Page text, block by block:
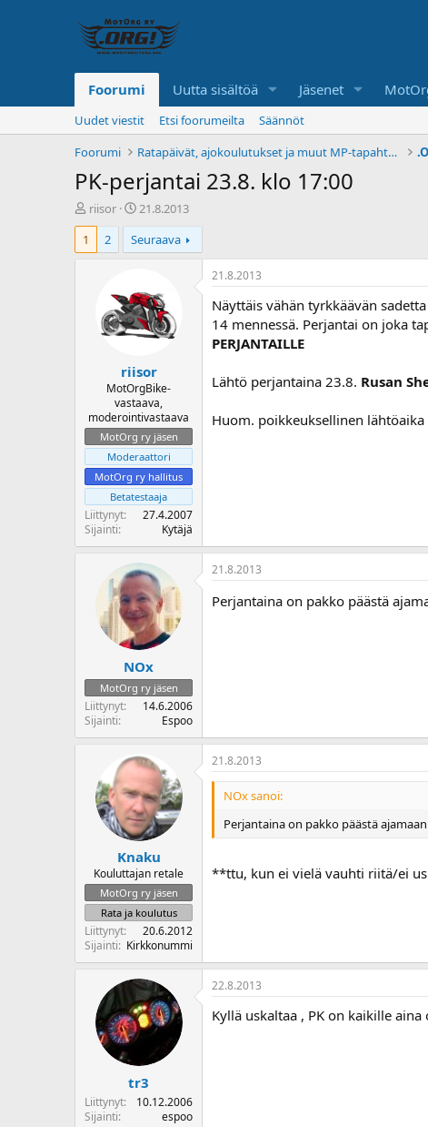
Foorumi Uutta sisältöä Jäsenet
Uudet viestit Etsi foorumeilta
Säännöt
Foorumi
Ratapäivät, ajokoulutukset ja muut MP-tapahtumat
PK-perjantai 23.8. klo 17:00
K
e
k
o
t
t
a
j
a
riisor
A
l
o
i
u
s
p
ä
v
ä
21.8.2013
1
2 Seuraava
riisor
MotOrgBike-
vastaava,
moderointivastaava
MotOrg ry jäsen
Moderaattori
MotOrg ry hallitus
Betatestaaja
Liittynyt
27.4.2007
Sijainti
Kytäjä
21.8.2013
Näyttäis vähän tyrkkäävän
14 mennessä. Perjantai on joka
PERJANTAILLE
Lähtö perjantaina 23.8. Rusan
Huom. poikkeuksellinen lähtöaika
NOx
MotOrg ry jäsen
Liittynyt
14.6.2006
Sijainti
Espoo
21.8.2013
Perjantaina on pakko päästä
Knaku
Kouluttajan retale
MotOrg ry jäsen
Rata ja koulutus
Liittynyt
20.6.2012
Sijainti
Kirkkonummi
21.8.2013
NOx sanoi:
Perjantaina on pakko päästä
**ttu, kun ei vielä vauhti riitä/ei
tr3
Liittynyt
10.12.2006
Sijainti
espoo
22.8.2013
Kyllä uskaltaa , PK on kaikille